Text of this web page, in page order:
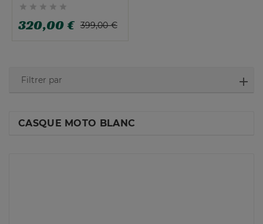
    
320,00 € 399,00 €
Filtrer par
CASQUE MOTO BLANC